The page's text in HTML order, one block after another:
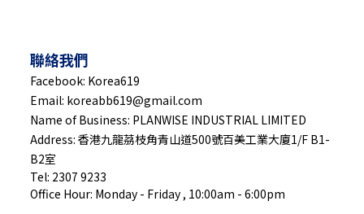
聯絡我們
Facebook: Korea619
Email: koreabb619@gmail.com
Name of Business: PLANWISE INDUSTRIAL LIMITED
Address: 香港九龍茘枝角青山道500號百美工業大廈1/F B1-
B2室
Tel: 2307 9233
Office Hour: Monday - Friday , 10:00am - 6:00pm